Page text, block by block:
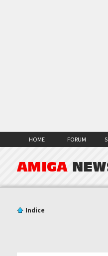
HOME FORUM
AMIGA
Indice